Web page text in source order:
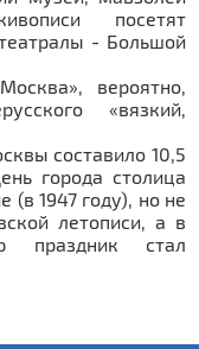
посетят
- Большой
вероятно,
«вязкий,
составило 10,5
города столица
(в 1947 году), но не
летописи, а в
праздник стал